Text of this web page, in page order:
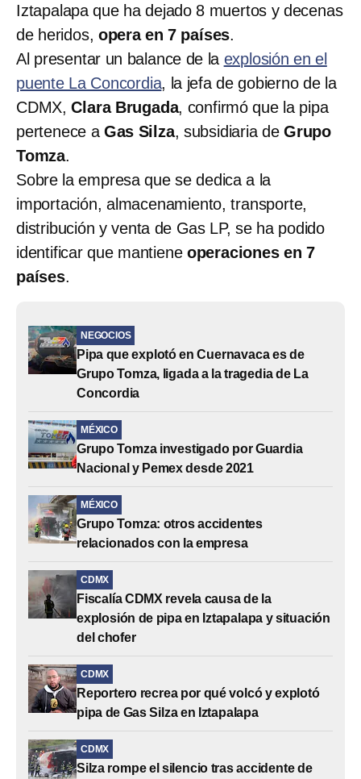
Iztapalapa que ha dejado 8 muertos y decenas
de heridos, opera en 7 países.
Al presentar un balance de la explosión en el
puente La Concordia, la jefa de gobierno de la
CDMX,Clara Brugada, confirmó que la pipa
pertenece a Gas Silza, subsidiaria deGrupo
Tomza.
Sobre la empresa que se dedica a la
importación, almacenamiento, transporte,
distribución y venta de Gas LP, se ha podido
identificar que mantiene operaciones en 7
países.
NEGOCIOS
Pipa que explotó en Cuernavaca es de
Grupo Tomza, ligada a la tragedia de La
Concordia
MÉXICO
Grupo Tomza investigado por Guardia
Nacional y Pemex desde 2021
MÉXICO
Grupo Tomza: otros accidentes
relacionados con la empresa
CDMX
Fiscalía CDMX revela causa de la
explosión de pipa en Iztapalapa y situación
del chofer
CDMX
Reportero recrea por qué volcó y explotó
pipa de Gas Silza en Iztapalapa
CDMX
Silza rompe el silencio tras accidente de